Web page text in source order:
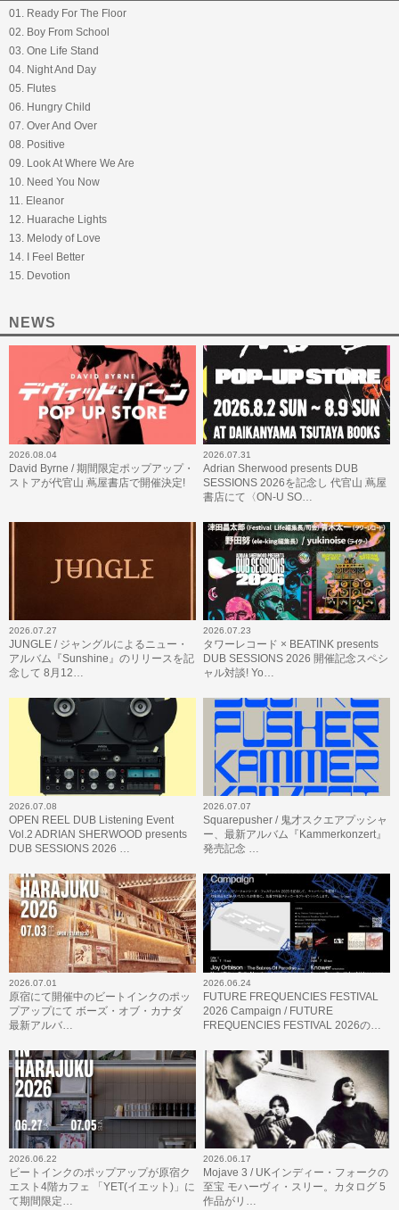
01. Ready For The Floor
02. Boy From School
03. One Life Stand
04. Night And Day
05. Flutes
06. Hungry Child
07. Over And Over
08. Positive
09. Look At Where We Are
10. Need You Now
11. Eleanor
12. Huarache Lights
13. Melody of Love
14. I Feel Better
15. Devotion
NEWS
2026.08.04
David Byrne / 期間限定ポップアップ・
ストアが代官山 蔦屋書店で開催決定!
2026.07.31
Adrian Sherwood presents DUB
SESSIONS 2026を記念し 代官山 蔦屋
書店にて〈ON-U SO…
2026.07.27
JUNGLE / ジャングルによるニュー・
アルバム『Sunshine』のリリースを記
念して 8月12…
2026.07.23
タワーレコード × BEATINK presents
DUB SESSIONS 2026 開催記念スペシ
ャル対談! Yo…
2026.07.08
OPEN REEL DUB Listening Event
Vol.2 ADRIAN SHERWOOD presents
DUB SESSIONS 2026 …
2026.07.07
Squarepusher / 鬼才スクエアプッシャ
ー、最新アルバム『Kammerkonzert』
発売記念 …
2026.07.01
原宿にて開催中のビートインクのポッ
プアップにて ボーズ・オブ・カナダ
最新アルバ…
2026.06.24
FUTURE FREQUENCIES FESTIVAL
2026 Campaign / FUTURE
FREQUENCIES FESTIVAL 2026の…
2026.06.22
ビートインクのポップアップが原宿ク
エスト4階カフェ 「YET(イエット)」に
て期間限定…
2026.06.17
Mojave 3 / UKインディー・フォークの
至宝 モハーヴィ・スリー。カタログ 5
作品がリ…